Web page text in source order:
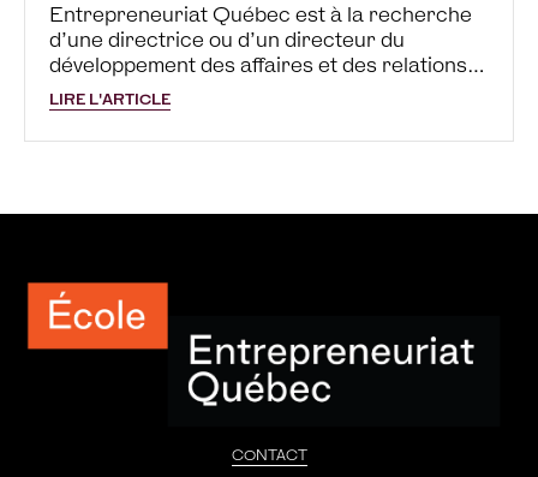
Entrepreneuriat Québec est à la recherche
d’une directrice ou d’un directeur du
développement des affaires et des relations
avec les partenaires pour un poste à pourvoir
à temps plein à notre siège social situé à
Sherbrooke! Vous pensez être LA…
LIRE L'ARTICLE
CONTACT